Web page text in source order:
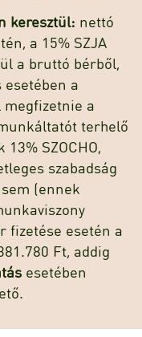
keresztül: nettó
a 15% SZJA
a bruttó bérből,
esetében a
a
terhelő
SZOCHO,
szabadság
(ennek
fizetése esetén a
Ft, addig
esetében